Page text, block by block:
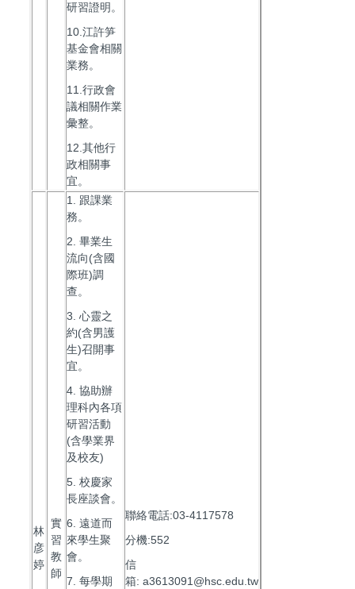
研習證明。
10.江許笋
基金會相關
業務。
11.行政會
議相關作業
彙整。
12.其他行
政相關事
宜。
林
彦
婷
實
習
教
師
1. 跟課業
務。
2. 畢業生
流向(含國
際班)調
查。
3. 心靈之
約(含男護
生)召開事
宜。
4. 協助辦
理科內各項
研習活動
(含學業界
及校友)
5. 校慶家
長座談會。
6. 遠道而
來學生聚
會。
7. 每學期
聯絡電話:03-4117578
分機:552
信
箱: a3613091@hsc.edu.tw